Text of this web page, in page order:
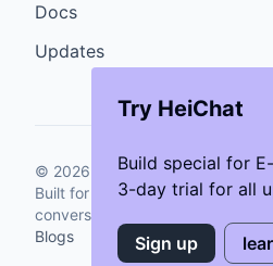
Try HeiChat
Build special for
3-day trial for all
Sign up
Docs
Updates
© 2026 GenCybers Inc. All
Built for storefronts that want
conversions.
Blogs